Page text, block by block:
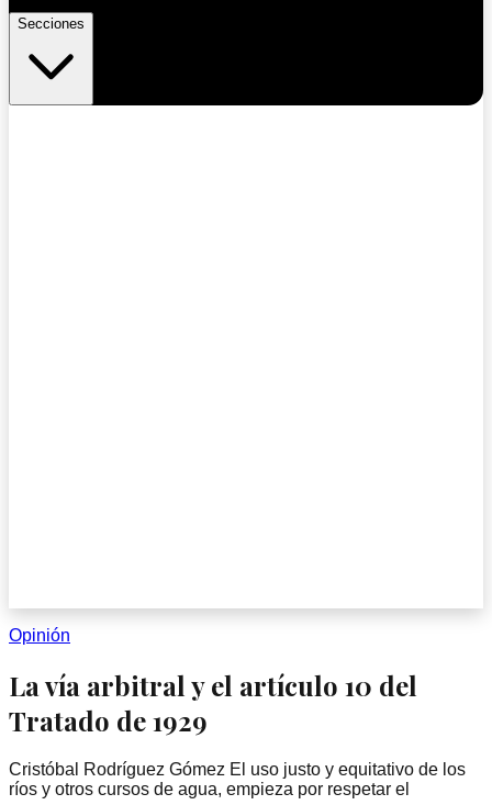
Secciones
Opinión
La vía arbitral y el artículo 10 del
Tratado de 1929
Cristóbal Rodríguez Gómez El uso justo y equitativo de los
ríos y otros cursos de agua, empieza por respetar el